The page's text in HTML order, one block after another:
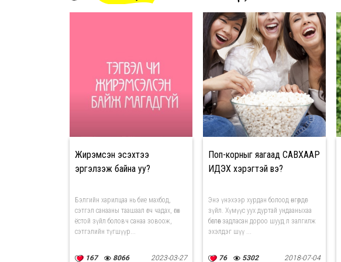
Жирэмсэн эсэхтээ
эргэлзэж байна уу?
Бэлгийн харилцаа нь бие махбод,
сэтгэл санааны таашаал өгч чадах, өгөх
ёстой зүйл боловч санаа зовоож,
сэтгэлийн түгшүүр...
167 8066 2023-03-27
Поп-корныг яагаад САВХААР
ИДЭХ хэрэгтэй вэ?
Энэ үнэхээр хурдан болоод өнгөрдөг
зүйл. Хүмүүс уух дуртай ундааныхаа
бөглөөг задласан дороо шууд л залгилж
эхэлдэг шүү ...
76 5302 2018-07-04